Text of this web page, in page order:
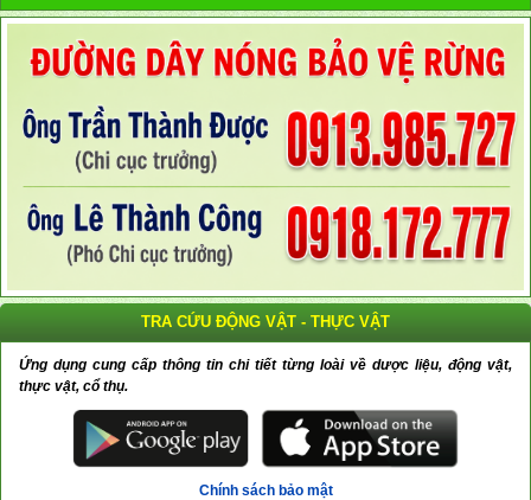
TRA CỨU ĐỘNG VẬT - THỰC VẬT
Ứng dụng cung cấp thông tin chi tiết từng loài về dược liệu, động vật,
thực vật, cổ thụ.
Chính sách bảo mật